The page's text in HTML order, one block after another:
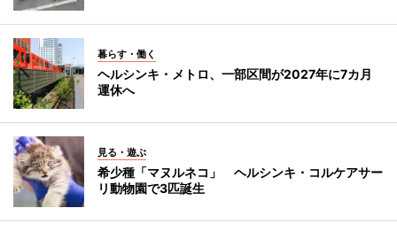
暮らす・働く
ヘルシンキ・メトロ、一部区間が2027年に7カ月
運休へ
見る・遊ぶ
希少種「マヌルネコ」 ヘルシンキ・コルケアサー
リ動物園で3匹誕生